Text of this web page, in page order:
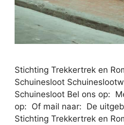
Stichting Trekkertrek en
Schuinesloot
Schuinesloot Bel ons op:
op: Of mail naar: De
Stichting Trekkertrek en